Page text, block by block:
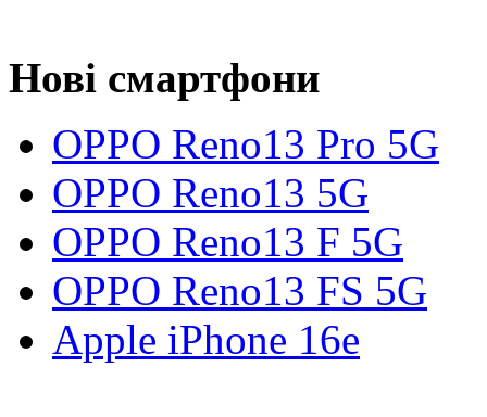
Нові смартфони
OPPO Reno13 Pro 5G
OPPO Reno13 5G
OPPO Reno13 F 5G
OPPO Reno13 FS 5G
Apple iPhone 16e